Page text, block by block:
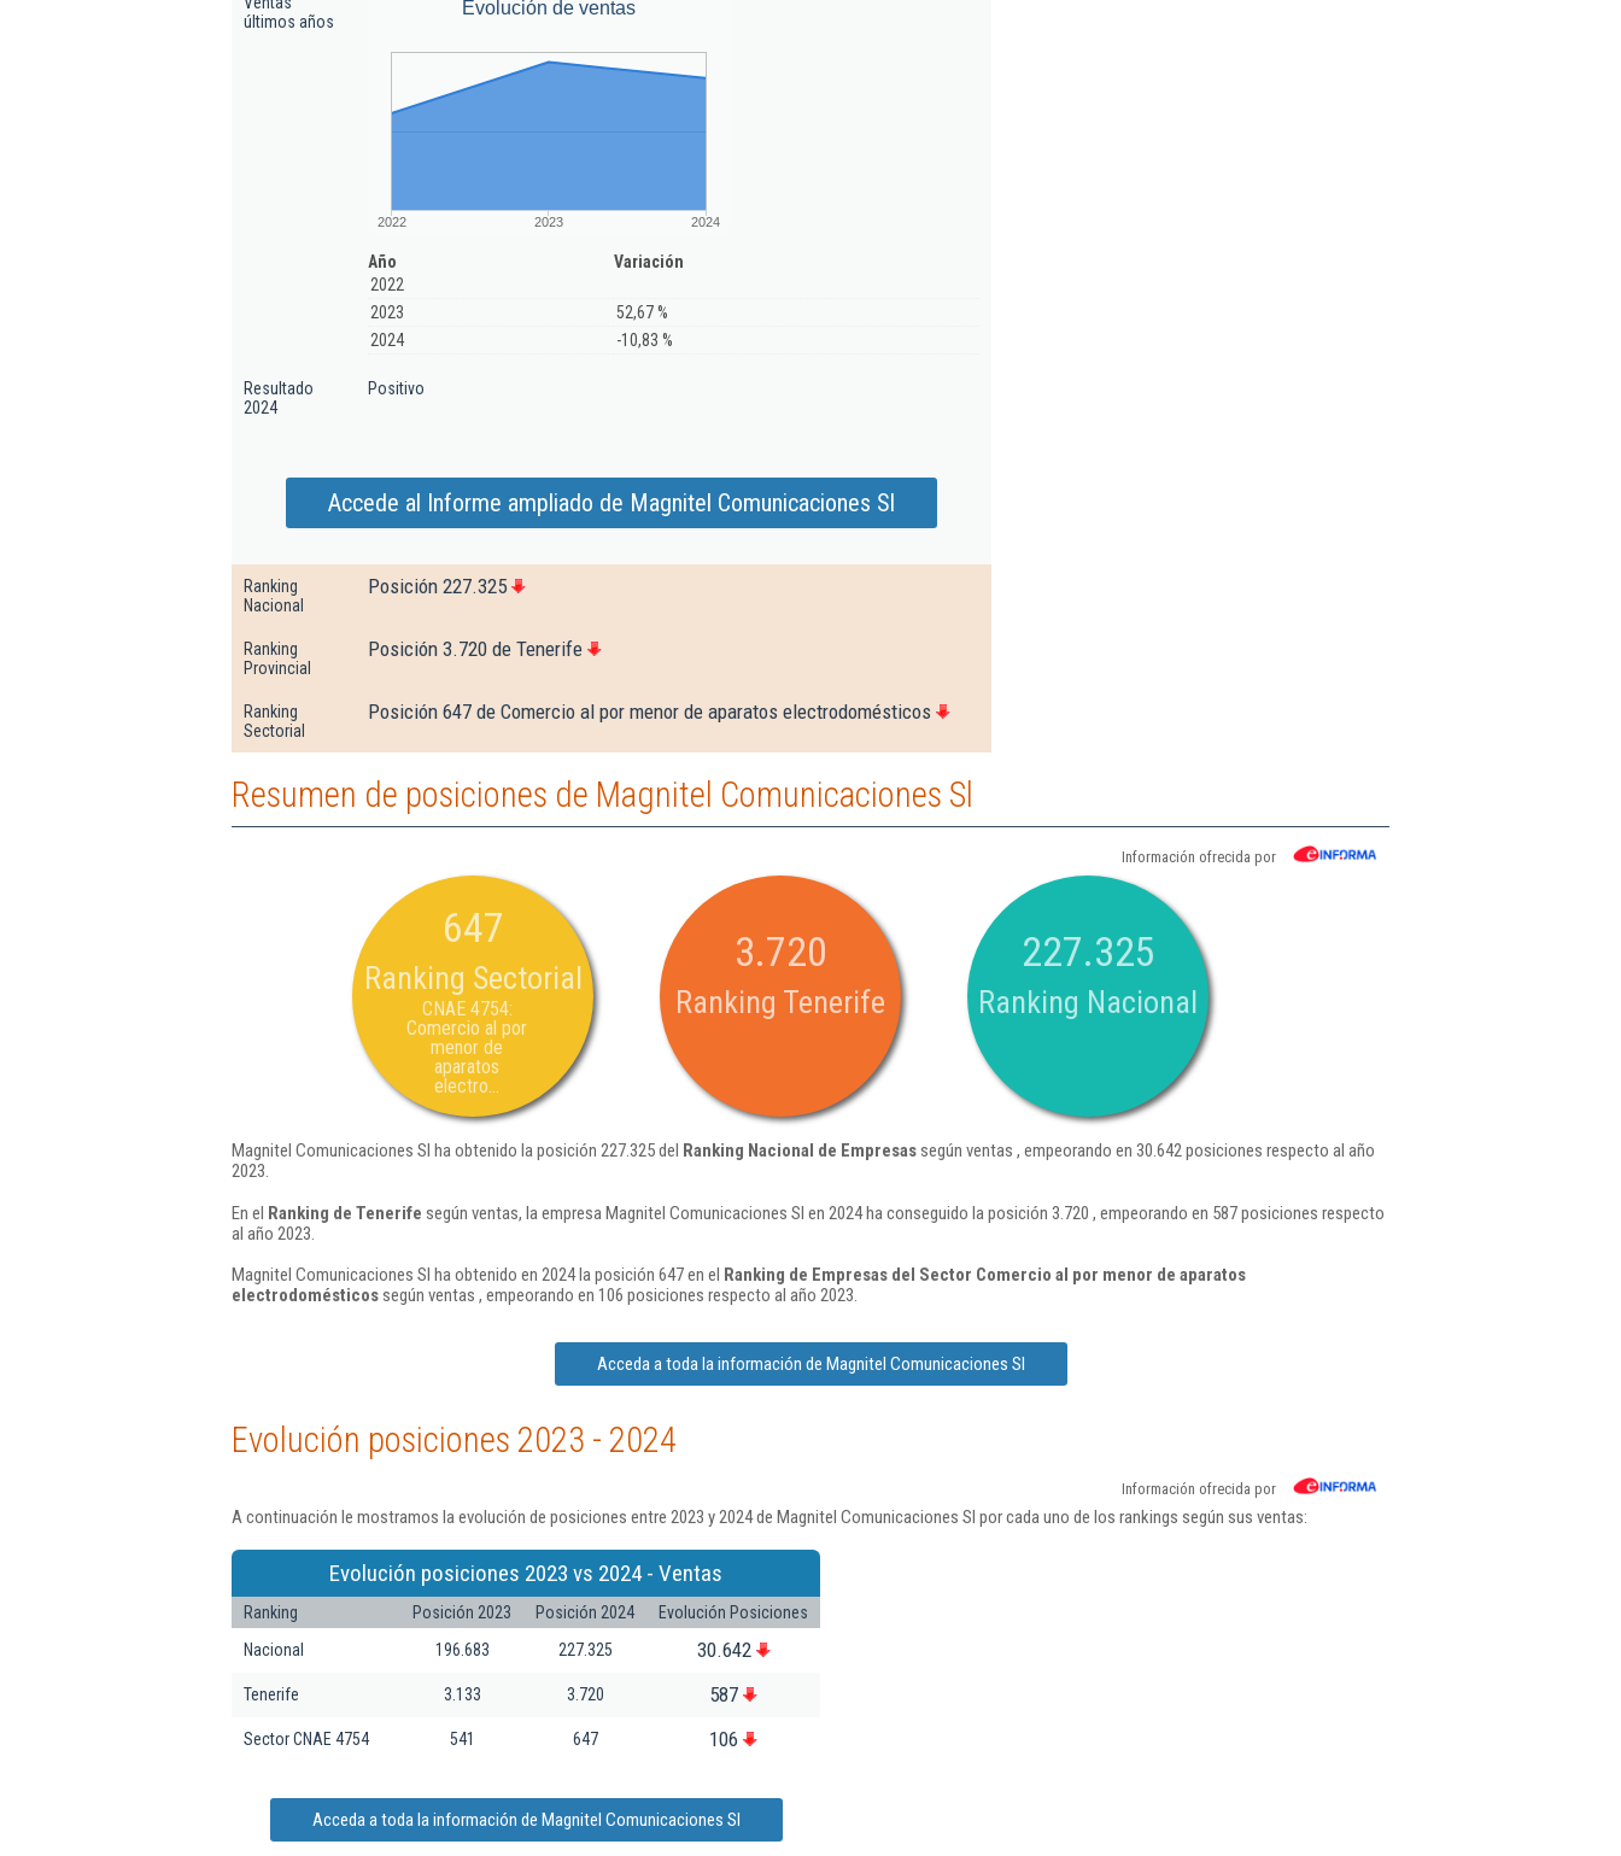
últimos años
Evolución de ventas
2022 2023 2024
Año
Variación
2022
2023
52,67 %
2024
-10,83 %
Resultado
2024
Positivo
Accede al Informe ampliado de Magnitel Comunicaciones Sl
Ranking
Nacional
Posición 227.325
Ranking
Provincial
Posición 3.720 de Tenerife
Ranking
Sectorial
Posición 647 de Comercio al por menor de aparatos electrodomésticos
Resumen de posiciones de Magnitel Comunicaciones Sl
Información ofrecida por
647
Ranking Sectorial
CNAE 4754:
Comercio al por
menor de
aparatos
electro...
3.720
Ranking Tenerife
227.325
Ranking Nacional
Magnitel Comunicaciones Sl ha obtenido la posición 227.325 del Ranking Nacional de Empresassegún ventas , empeorando en 30.642 posiciones respecto al año
2023.
En el Ranking de Tenerife según ventas, la empresa Magnitel Comunicaciones Sl en 2024 ha conseguido la posición 3.720 , empeorando en 587 posiciones respecto
al año 2023.
Magnitel Comunicaciones Sl ha obtenido en 2024 la posición 647 en el Ranking de Empresas del Sector Comercio al por menor de aparatos
electrodomésticossegún ventas , empeorando en 106 posiciones respecto al año 2023.
Acceda a toda la información de Magnitel Comunicaciones Sl
Evolución posiciones 2023 - 2024
Información ofrecida por
A continuación le mostramos la evolución de posiciones entre 2023 y 2024 de Magnitel Comunicaciones Sl por cada uno de los rankings según sus ventas:
Evolución posiciones 2023 vs 2024 - Ventas
Ranking Posición 2023 Posición 2024
Evolución Posiciones
Nacional
196.683 227.325 30.642
Tenerife 3.133 3.720 587
Sector CNAE 4754 541 647 106
Acceda a toda la información de Magnitel Comunicaciones Sl